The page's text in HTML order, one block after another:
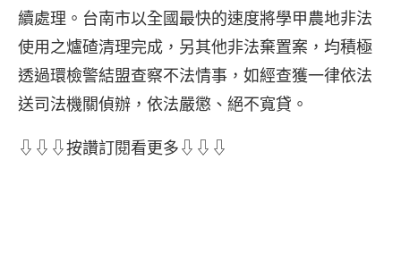
續處理。台南市以全國最快的速度將學甲農地非法
使用之爐碴清理完成，另其他非法棄置案，均積極
透過環檢警結盟查察不法情事，如經查獲一律依法
送司法機關偵辦，依法嚴懲、絕不寬貸。
⇩⇩⇩按讚訂閱看更多⇩⇩⇩